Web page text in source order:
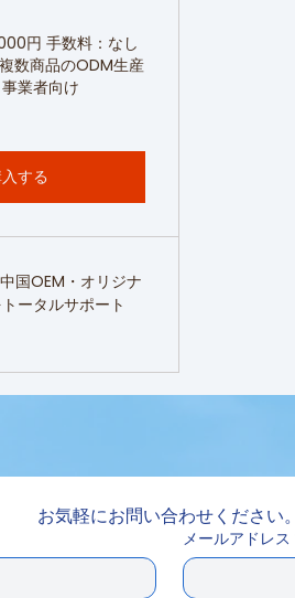
円 手数料：なし
数商品のODM生産
業者向け
する
国OEM・オリジナ
ータルサポート
お気軽にお問い合わせください。
メールアドレス